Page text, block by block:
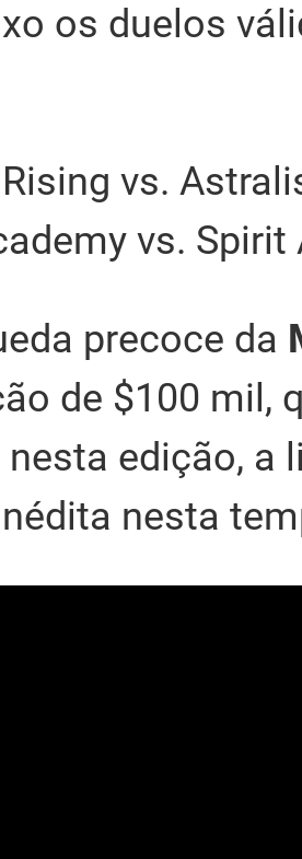
os duelos
vs.
vs.
precoce da
de $100 mil,
edição, a
nesta